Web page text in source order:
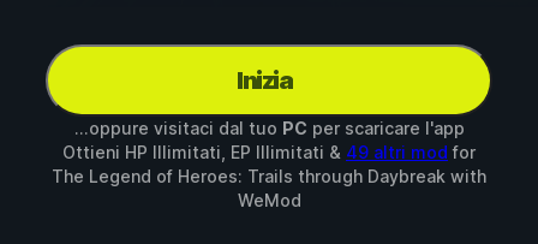
Inizia
...oppure visitaci dal tuo PC per scaricare l'app
Ottieni HP Illimitati, EP Illimitati & 49 altri mod for
The Legend of Heroes: Trails through Daybreak with
WeMod